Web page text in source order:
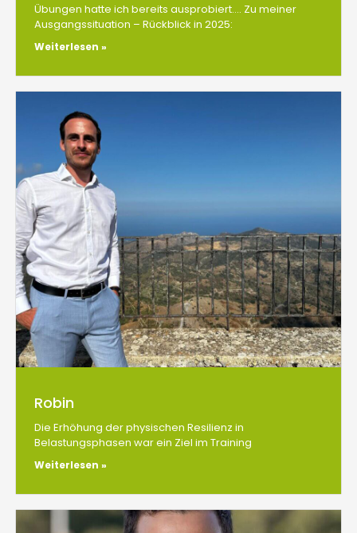
Übungen hatte ich bereits ausprobiert…. Zu meiner
Ausgangssituation – Rückblick in 2025:
Weiterlesen »
Robin
Die Erhöhung der physischen Resilienz in
Belastungsphasen war ein Ziel im Training
Weiterlesen »